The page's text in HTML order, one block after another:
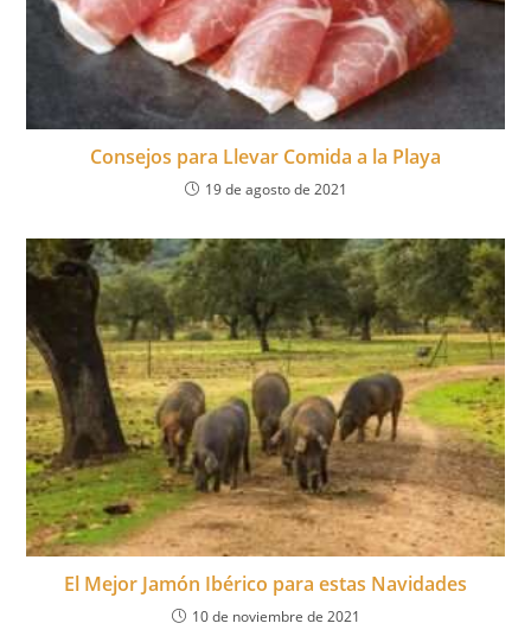
Consejos para Llevar Comida a la Playa
19 de agosto de 2021
El Mejor Jamón Ibérico para estas Navidades
10 de noviembre de 2021